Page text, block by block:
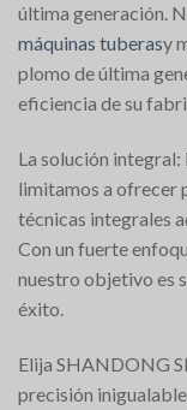
última generación.
máquinas tuberasy
plomo de última
eficiencia de su
La solución
limitamos a ofrecer
técnicas integrales
Con un fuerte
nuestro objetivo es
éxito.
Elija SHANDONG
precisión